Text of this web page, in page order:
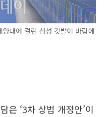
대에 걸린 삼성 깃발이 바람에
은 ‘3차 상법 개정안’이